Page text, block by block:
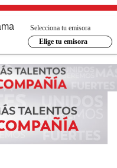
Selecciona tu emisora
Elige tu emisora